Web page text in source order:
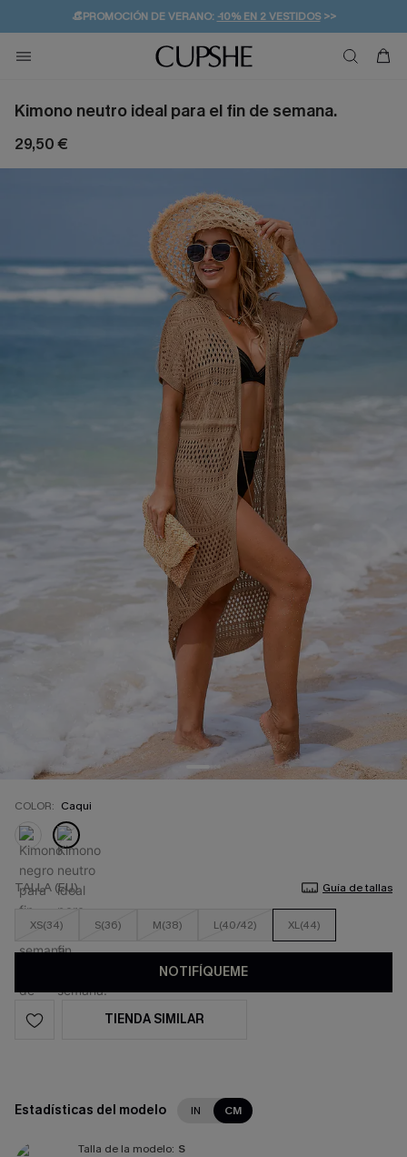
👒PROMOCIÓN DE VERANO:-10% EN 2 VESTIDOS>>
💌¡SUSCRIBIRSE & GANAR -10% EXTRA!
🚚ENVÍO GRATUITO A PARTIR DE 49 € >>
Kimono neutro ideal para el fin de semana.
29,50 €
COLOR: Caqui
TALLA (EU) Guía de tallas
XS(34) S(36) M(38) L(40/42) XL(44)
NOTIFÍQUEME
TIENDA SIMILAR
Estadísticas del modelo IN CM
Talla de la modelo: S